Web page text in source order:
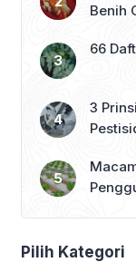
Benih
66
3
Pilih Kategori